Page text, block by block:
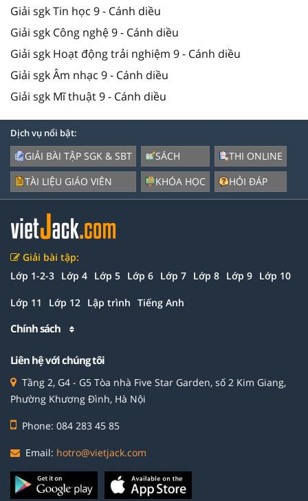
Giải sgk Tin học 9 - Cánh diều
Giải sgk Công nghệ 9 - Cánh diều
Giải sgk Hoạt động trải nghiệm 9 - Cánh diều
Giải sgk Âm nhạc 9 - Cánh diều
Giải sgk Mĩ thuật 9 - Cánh diều
Dịch vụ nổi bật:
GIẢI BÀI TẬP SGK & SBT
TÀI LIỆU GIÁO VIÊN
SÁCH
KHÓA HỌC
THI ONLINE
HỎI ĐÁP
Giải bài tập:
Lớp 1-2-3 Lớp 4 Lớp 5 Lớp 6 Lớp 7 Lớp 8 Lớp 9 Lớp 10
Lớp 11 Lớp 12 Lập trình Tiếng Anh
Chính sách
Liên hệ với chúng tôi
Tầng 2, G4 - G5 Tòa nhà Five Star Garden, số 2 Kim Giang,
Phường Khương Đình, Hà Nội
Phone: 084 283 45 85
Email: hotro@vietjack.com